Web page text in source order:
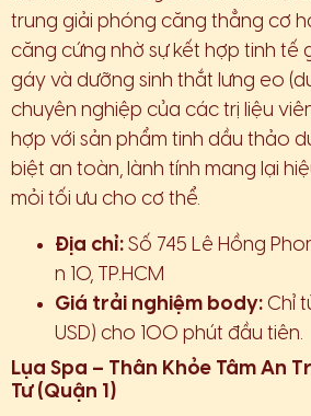
trung giải phóng căng thẳng cơ
căng cứng nhờ sự kết hợp tinh tế
gáy và dưỡng sinh thắt lưng eo
chuyên nghiệp của các trị liệu
hợp với sản phẩm tinh dầu thảo
biệt an toàn, lành tính mang lại
mỏi tối ưu cho cơ thể.
Địa chỉ: Số 745 Lê Hồng
n 10, TP.HCM
Giá trải nghiệm body: Chỉ
USD) cho 100 phút đầu tiên.
Lụa Spa – Thân Khỏe Tâm An
Tư (Quận 1)